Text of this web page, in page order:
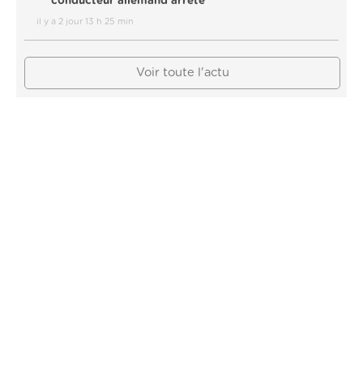
il y a 2 jour 13 h 25 min
Voir toute l'actu